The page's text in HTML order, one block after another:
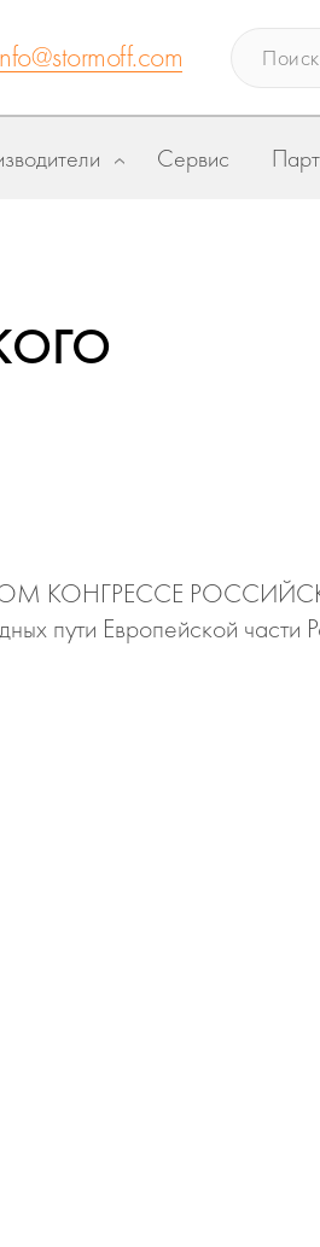
Сервис
КОНГРЕССЕ
пути Европейской части